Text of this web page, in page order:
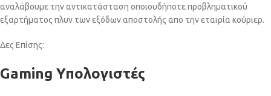
αναλάβουμε την αντικατάσταση οποιουδήποτε προβληματικού
εξαρτήματος πλυν των εξόδων αποστολής απο την εταιρία κούριερ.
Δες Επίσης:
Gaming Υπολογιστές